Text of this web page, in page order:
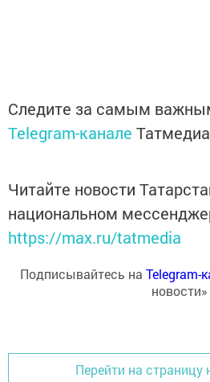
Следите за самым
Telegram-канале Татмедиа
Читайте новости
национальном
https://max.ru/tatmedia
Подписывайтесь на Telegram-
новости»
Перейти на страницу